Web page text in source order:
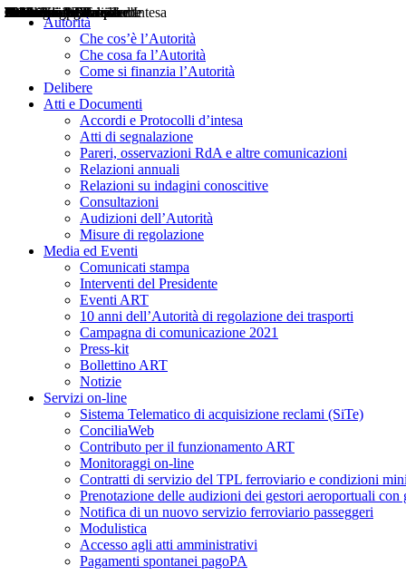
Autorità
Che cos’è l’Autorità
Che cosa fa l’Autorità
Come si finanzia l’Autorità
Delibere
Atti e Documenti
Accordi e Protocolli d’intesa
Atti di segnalazione
Pareri, osservazioni RdA e altre comunicazioni
Relazioni annuali
Relazioni su indagini conoscitive
Consultazioni
Audizioni dell’Autorità
Misure di regolazione
Media ed Eventi
Comunicati stampa
Interventi del Presidente
Eventi ART
10 anni dell’Autorità di regolazione dei trasporti
Campagna di comunicazione 2021
Press-kit
Bollettino ART
Notizie
Servizi on-line
Sistema Telematico di acquisizione reclami (SiTe)
ConciliaWeb
Contributo per il funzionamento ART
Monitoraggi on-line
Contratti di servizio del TPL ferroviario e condizioni
Prenotazione delle audizioni dei gestori aeroportuali con
Notifica di un nuovo servizio ferroviario passeggeri
Modulistica
Accesso agli atti amministrativi
Pagamenti spontanei pagoPA
Delibere
Pareri
Consultazioni
Audizioni
Atti di Segnalazione
Accordi e Protocolli d'Intesa
Relazioni annuali
Misure di regolazione
Notizie
Comunicati Stampa
Bollettini ART
Convegni ART
Interviste del Presidente
Articoli in primo piano
Interventi del Presidente
2004
2005
2010
2013
2014
2015
2016
2017
2018
2019
202
2020
2021
2022
2023
2024
2025
2026
Aereo
Marittimo
Terrestre